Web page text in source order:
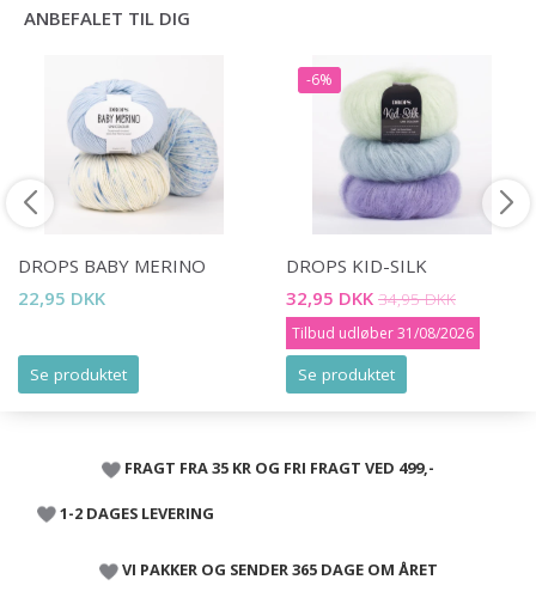
ANBEFALET TIL DIG
DROPS BABY MERINO
22,95 DKK
Se produktet
-6%
DROPS KID-SILK
32,95 DKK 34,95 DKK
Tilbud udløber 31/08/2026
Se produktet
FRAGT FRA 35 KR OG FRI FRAGT VED 499,-
1-2 DAGES LEVERING
VI PAKKER OG SENDER 365 DAGE OM ÅRET